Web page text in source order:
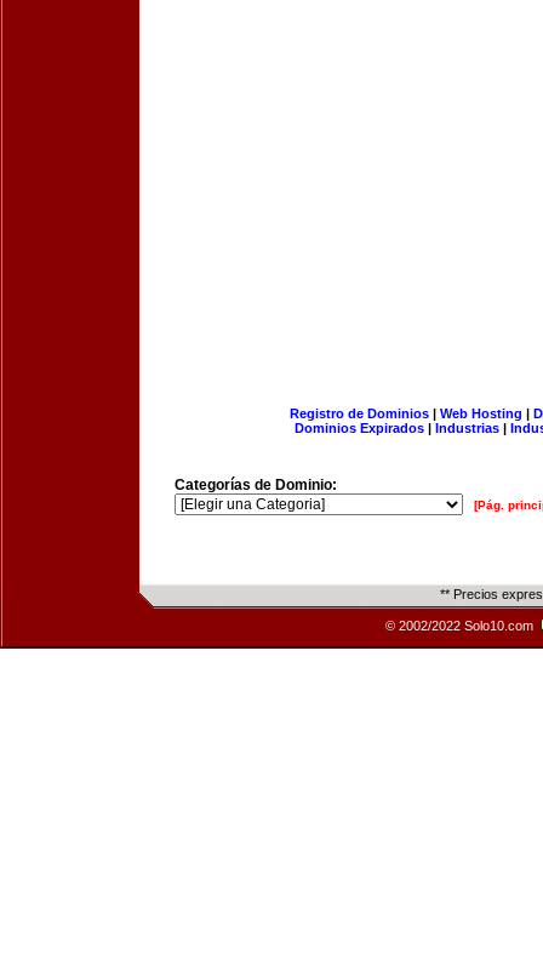
Registro de Dominios| Web Hosting |
Dominios Expirados | Industrias |
Categorías de Dominio:
[Pág.
** Precios
© 2002/2022 Solo10.com